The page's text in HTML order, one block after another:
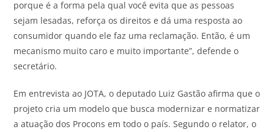
porque é a forma pela qual você evita que as pessoas
sejam lesadas, reforça os direitos e dá uma resposta ao
consumidor quando ele faz uma reclamação. Então, é um
mecanismo muito caro e muito importante”, defende o
secretário.
Em entrevista ao JOTA, o deputado Luiz Gastão afirma que o
projeto cria um modelo que busca modernizar e normatizar
a atuação dos Procons em todo o país. Segundo o relator, o